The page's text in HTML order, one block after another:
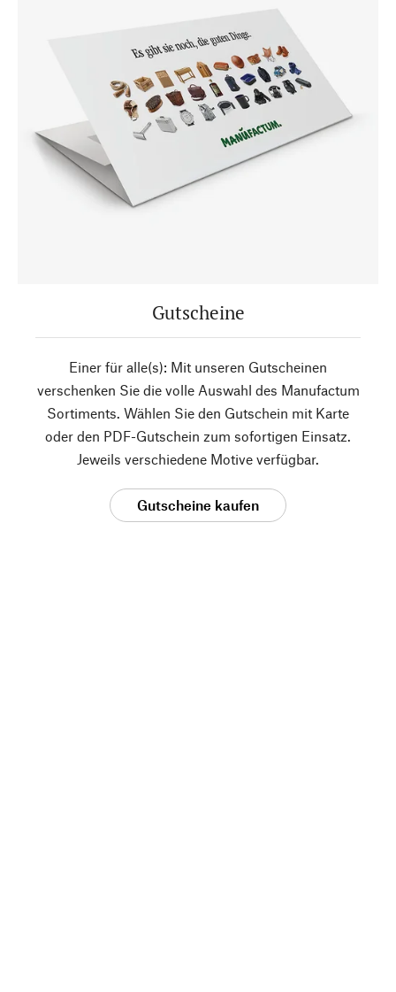
Gutscheine
Einer für alle(s): Mit unseren Gutscheinen
verschenken Sie die volle Auswahl des Manufactum
Sortiments. Wählen Sie den Gutschein mit Karte
oder den PDF-Gutschein zum sofortigen Einsatz.
Jeweils verschiedene Motive verfügbar.
Gutscheine kaufen